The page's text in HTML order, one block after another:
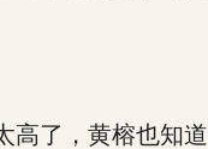
了，黄榕也知道